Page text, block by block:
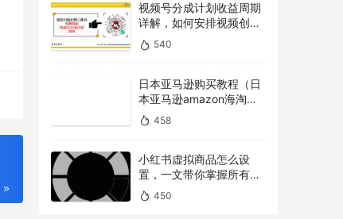
视频号分成计划收益周期
详解，如何安排视频创作
和提现时间？
540
日本亚马逊购买教程（日
本亚马逊amazon海淘下
单教程攻略）
458
小红书虚拟商品怎么设
置，一文带你掌握所有操
作 450